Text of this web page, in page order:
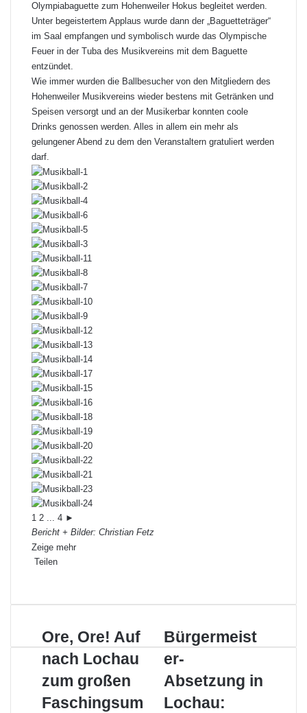
Olympiabaguette zum Hohenweiler Hokus begleitet werden.
Unter begeistertem Applaus wurde dann der „Baguetteträger“
im Saal empfangen und symbolisch wurde das Olympische
Feuer in der Tuba des Musikvereins mit dem Baguette
entzündet.
Wie immer wurden die Ballbesucher von den Mitgliedern des
Hohenweiler Musikvereins wieder bestens mit Getränken und
Speisen versorgt und an der Musikerbar konnten coole
Drinks genossen werden. Alles in allem ein mehr als
gelungener Abend zu dem den Veranstaltern gratuliert werden
darf.
1 2 ... 4 ►
Bericht + Bilder: Christian Fetz
Zeige mehr
Teilen
E-
Ore,
Ore!
Auf
nach
zum
Ore, Ore! Auf
nach Lochau
zum großen
Faschingsum
Bürgermeister-
Absetzung
in
Lochau:
regieren
Bürgermeist
er-
Absetzung in
Lochau: